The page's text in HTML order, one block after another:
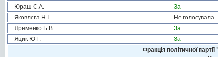
Юраш С.А.
За
Яковлєва Н.І.
Не голосувала
Яременко Б.В.
За
Яцик Ю.Г.
За
Фракція політичної